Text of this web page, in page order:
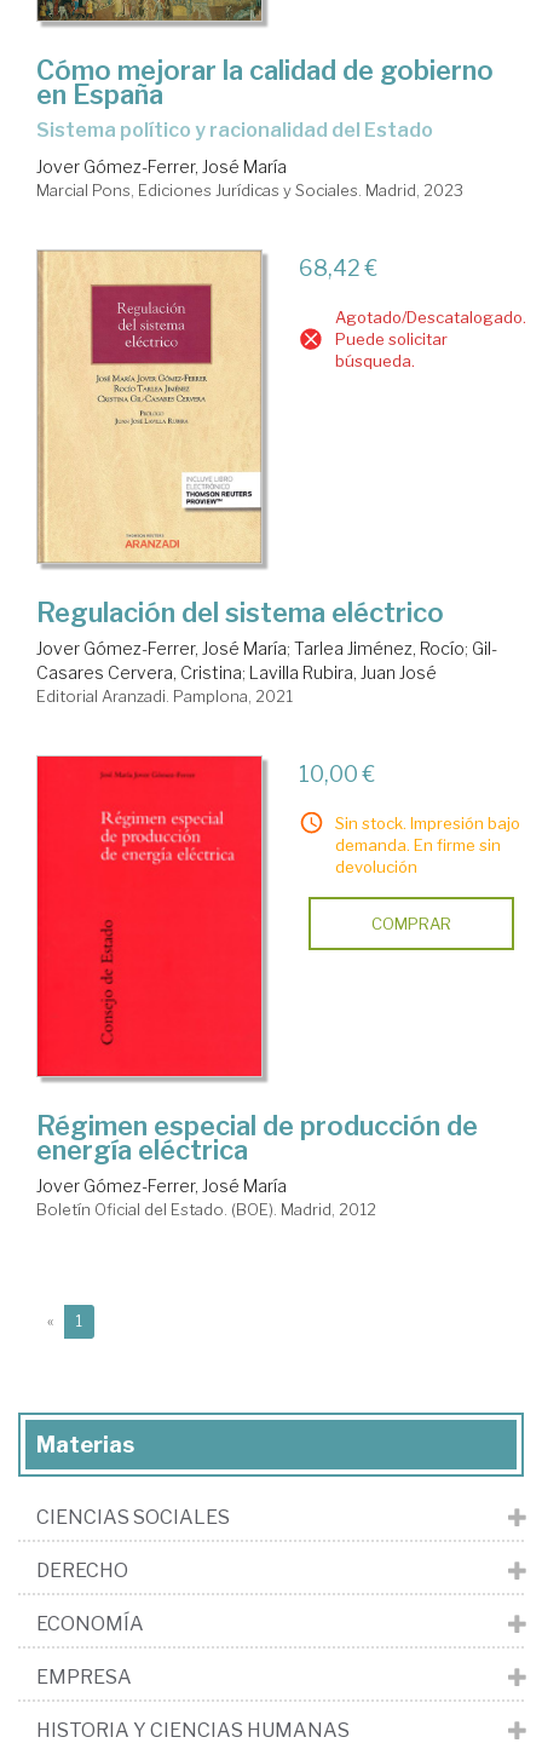
Cómo mejorar la calidad de gobierno
en España
sistema político y racionalidad del Estado
Jover Gómez-Ferrer, José María
Marcial Pons, Ediciones Jurídicas y Sociales. Madrid, 2023
68,42 €
Agotado/Descatalogado.
Puede solicitar
búsqueda.
Regulación del sistema eléctrico
Jover Gómez-Ferrer, José María; Tarlea Jiménez, Rocío; Gil-
Casares Cervera, Cristina; Lavilla Rubira, Juan José
Editorial Aranzadi. Pamplona, 2021
10,00 €
Sin stock. Impresión bajo
demanda. En firme sin
devolución
COMPRAR
Régimen especial de producción de
energía eléctrica
Jover Gómez-Ferrer, José María
Boletín Oficial del Estado. (BOE). Madrid, 2012
« 1
Materias
CIENCIAS SOCIALES
DERECHO
ECONOMÍA
EMPRESA
HISTORIA Y CIENCIAS HUMANAS